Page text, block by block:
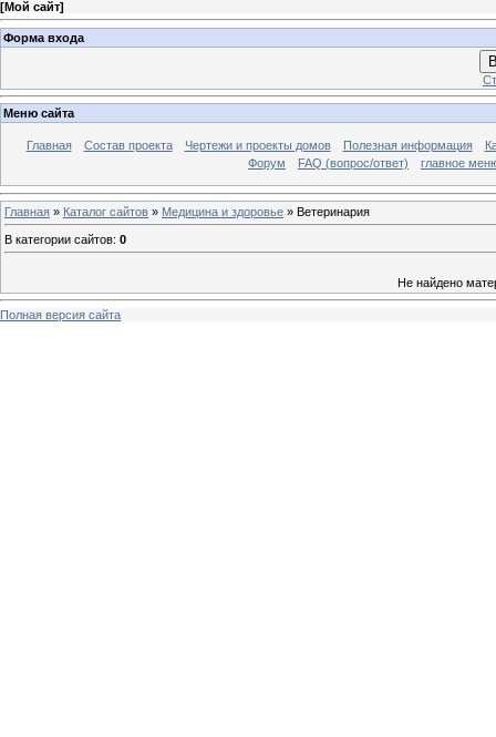
[Мой сайт]
Форма входа
Меню сайта
Главная Состав проекта Чертежи и проекты домов Полезная информация
Форум
FAQ (вопрос/ответ) главное
Главная » Каталог сайтов » Медицина и здоровье » Ветеринария
В категории сайтов: 0
Не найдено
Полная версия сайта